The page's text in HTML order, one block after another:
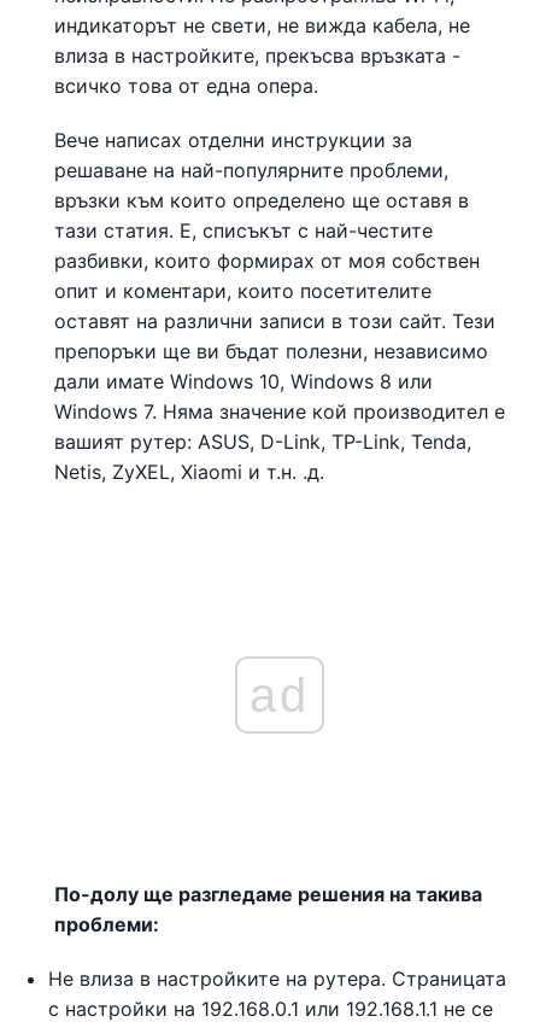
индикаторът не свети, не вижда кабела, не
влиза в настройките, прекъсва връзката -
всичко това от една опера.
Вече написах отделни инструкции за
решаване на най-популярните проблеми,
връзки към които определено ще оставя в
тази статия. Е, списъкът с най-честите
разбивки, които формирах от моя собствен
опит и коментари, които посетителите
оставят на различни записи в този сайт. Тези
препоръки ще ви бъдат полезни, независимо
дали имате Windows 10, Windows 8 или
Windows 7. Няма значение кой производител е
вашият рутер: ASUS, D-Link, TP-Link, Tenda,
Netis, ZyXEL, Xiaomi и т.н. .д.
ad
По-долу ще разгледаме решения на такива
проблеми:
Не влиза в настройките на рутера. Страницата
с настройки на 192.168.0.1 или 192.168.1.1 не се